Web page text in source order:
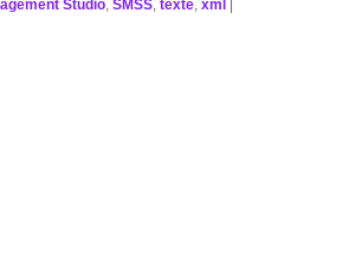
Studio,SMSS,texte,xml